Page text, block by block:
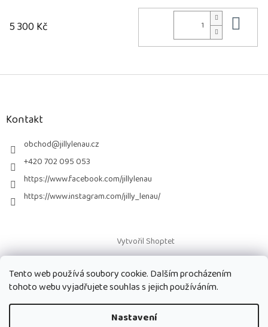
Tento web používá soubory cookie. Dalším procházením
tohoto webu vyjadřujete souhlas s jejich používáním.
Nastavení
5 300 Kč
Z
Kontakt
obchod@jillylenau.cz
+420 702 095 053
https://www.facebook.com/jillylenau
https://www.instagram.com/jilly_lenau/
Vytvořil Shoptet
Copyright 2026Paruky Jilly Lenau s.r.o.. Všechna práva vyhrazena.